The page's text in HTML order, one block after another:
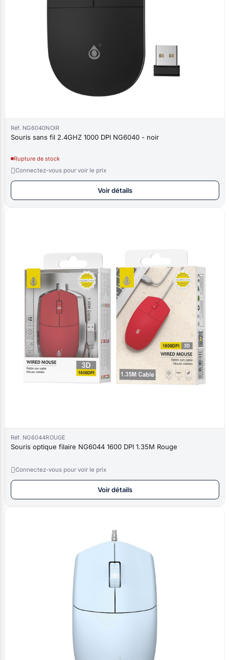
Réf. NG6040NOIR
Souris sans fil 2.4GHZ 1000 DPI NG6040 - noir
Rupture de stock
Connectez-vous pour voir le prix
Voir détails
Réf. NG6044ROUGE
Souris optique filaire NG6044 1600 DPI 1.35M Rouge
Connectez-vous pour voir le prix
Voir détails